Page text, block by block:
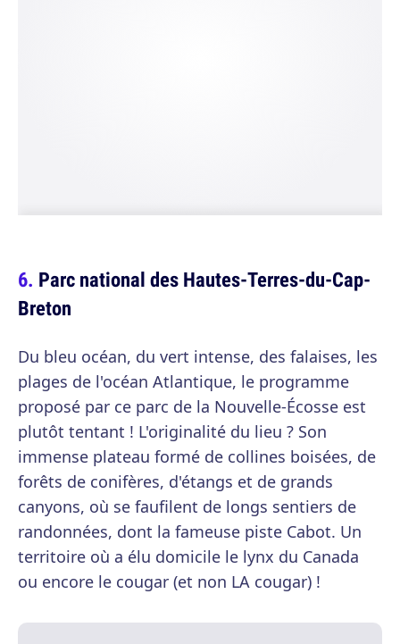
Parc national des Hautes-Terres-du-Cap-
Breton
Du bleu océan, du vert intense, des falaises, les
plages de l'océan Atlantique, le programme
proposé par ce parc de la Nouvelle-Écosse est
plutôt tentant ! L'originalité du lieu ? Son
immense plateau formé de collines boisées, de
forêts de conifères, d'étangs et de grands
canyons, où se faufilent de longs sentiers de
randonnées, dont la fameuse piste Cabot. Un
territoire où a élu domicile le lynx du Canada
ou encore le cougar (et non LA cougar) !